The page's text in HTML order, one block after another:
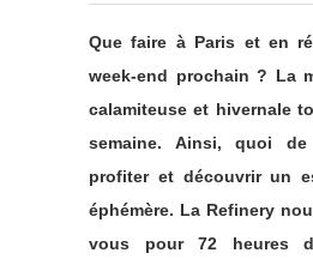
Que faire à Paris et en
week-end prochain ? La
calamiteuse et hivernale
semaine. Ainsi, quoi
profiter et découvrir un
éphémère. La Refinery
vous pour 72 heures